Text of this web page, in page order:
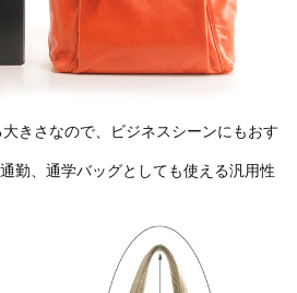
きさなので、ビジネスシーンにもおす
勤、通学バッグとしても使える汎用性